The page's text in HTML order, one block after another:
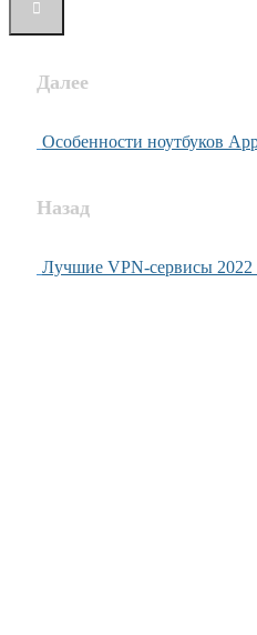
Далее
Особенности ноутбуков
Назад
Лучшие VPN-сервисы 2022